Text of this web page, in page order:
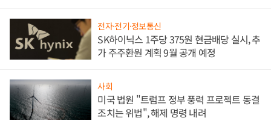
전자·전기·정보통신
SK하이닉스 1주당 375원 현금배당 실시, 추
가 주주환원 계획 9월 공개 예정
사회
미국 법원 "트럼프 정부 풍력 프로젝트 동결
조치는 위법", 해제 명령 내려